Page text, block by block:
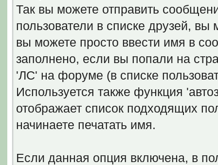
Так вы можете отправить
пользователи в списке друзей,
вы можете просто ввести имя в
заполнено, если вы попали на
'ЛС' на форуме (в списке
Используется также функция
отображает список подходящих
начинаете печатать имя.
Если данная опция включена, в